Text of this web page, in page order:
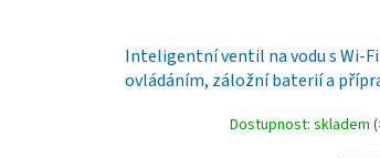
Inteligentní ventil na vodu s Wi-Fi
ovládáním, záložní baterií a
Dostupnost: skladem